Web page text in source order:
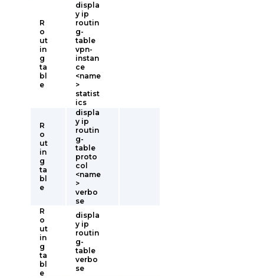
R
o
ut
in
g
ta
bl
e
displa
y ip
routin
g-
table
vpn-
instan
ce
<name
>
statist
ics
R
o
ut
in
g
ta
bl
e
displa
y ip
routin
g-
table
proto
col
<name
>
verbo
se
R
o
ut
in
g
ta
bl
e
displa
y ip
routin
g-
table
verbo
se